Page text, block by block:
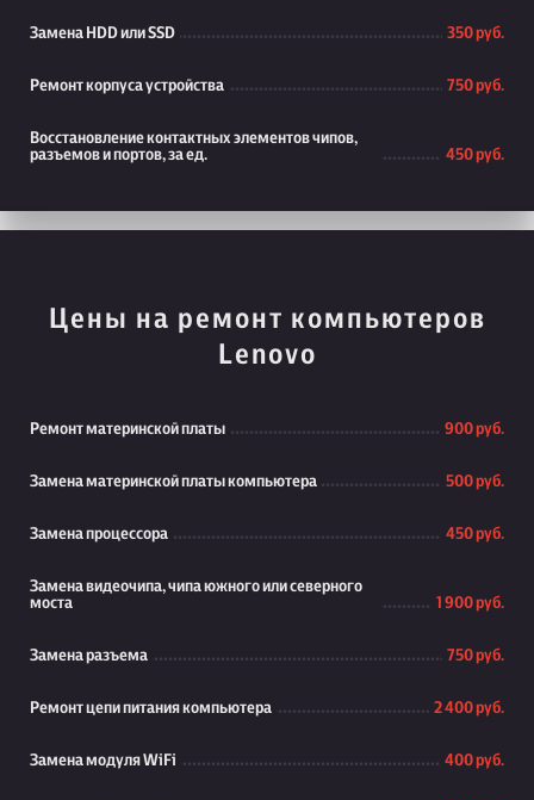
Замена HDD или SSD 350 руб.
Ремонт корпуса устройства 750 руб.
Восстановление контактных элементов чипов,
разъемов и портов, за ед.
450 руб.
Цены на ремонт компьютеров
Lenovo
Ремонт материнской платы 900 руб.
Замена материнской платы компьютера 500 руб.
Замена процессора 450 руб.
Замена видеочипа, чипа южного или северного
моста
1 900 руб.
Замена разъема 750 руб.
Ремонт цепи питания компьютера 2 400 руб.
Замена модуля WiFi 400 руб.